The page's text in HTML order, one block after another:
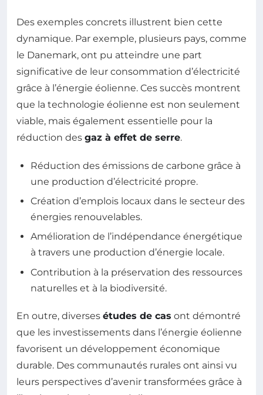
Des exemples concrets illustrent bien cette
dynamique. Par exemple, plusieurs pays, comme
le Danemark, ont pu atteindre une part
significative de leur consommation d’électricité
grâce à l’énergie éolienne. Ces succès montrent
que la technologie éolienne est non seulement
viable, mais également essentielle pour la
réduction des gaz à effet de serre.
Réduction des émissions de carbone grâce à
une production d’électricité propre.
Création d’emplois locaux dans le secteur des
énergies renouvelables.
Amélioration de l’indépendance énergétique
à travers une production d’énergie locale.
Contribution à la préservation des ressources
naturelles et à la biodiversité.
En outre, diverses études de cas ont démontré
que les investissements dans l’énergie éolienne
favorisent un développement économique
durable. Des communautés rurales ont ainsi vu
leurs perspectives d’avenir transformées grâce à